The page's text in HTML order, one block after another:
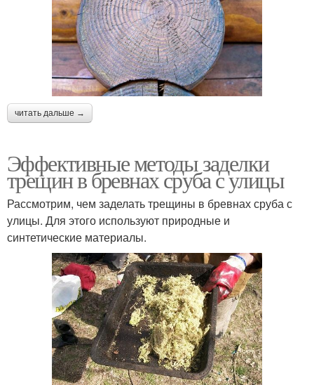
читать дальше →
Эффективные методы заделки
трещин в бревнах сруба с улицы
Рассмотрим, чем заделать трещины в бревнах сруба с
улицы. Для этого используют природные и
синтетические материалы.